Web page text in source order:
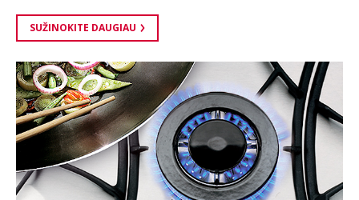
SUŽINOKITE DAUGIAU